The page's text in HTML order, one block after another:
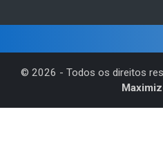
© 2026 - Todos os direitos